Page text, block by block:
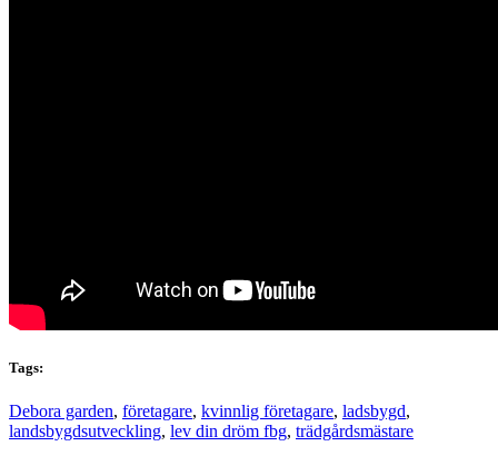
Tags:
Debora garden, företagare, kvinnlig företagare, ladsbygd,
landsbygdsutveckling, lev din dröm fbg, trädgårdsmästare